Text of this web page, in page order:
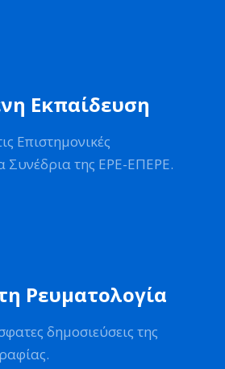
Εκπαίδευση
Επιστημονικές
Συνέδρια της ΕΡΕ-ΕΠΕΡΕ.
Ρευματολογία
δημοσιεύσεις της